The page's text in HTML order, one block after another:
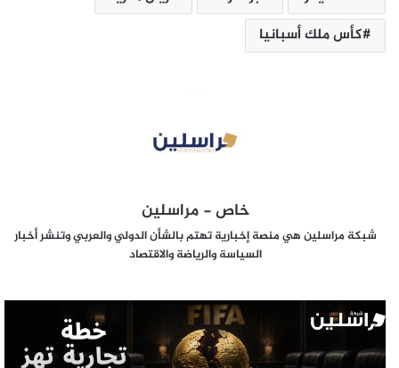
كأس ملك أسبانيا
خاص - مراسلين
شبكة مراسلين هي منصة إخبارية تهتم بالشأن الدولي والعربي وتنشر أخبار
السياسة والرياضة والاقتصاد